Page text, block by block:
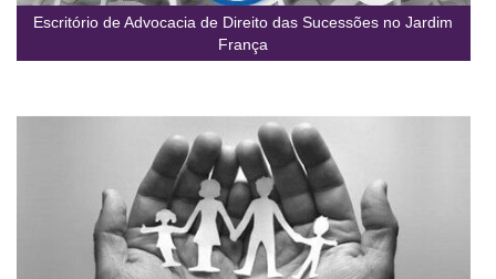
Escritório de Advocacia de Direito das Sucessões no Jardim
França